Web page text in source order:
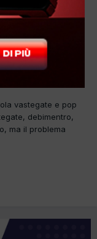
di 0.1
vastegate e pop
debimentro,
ma il problema